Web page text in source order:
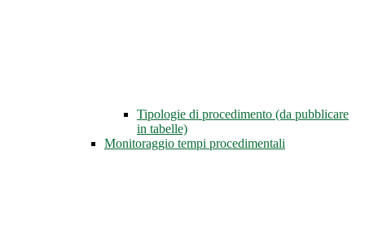
Tipologie di procedimento (da pubblicare
in tabelle)
Monitoraggio tempi procedimentali